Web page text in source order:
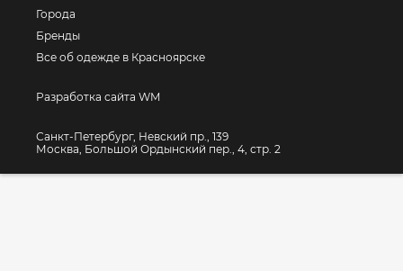
Города
Бренды
Все об одежде в Красноярске
Разработка сайта WM
Санкт-Петербург, Невский пр., 139
Москва, Большой Ордынский пер., 4, стр. 2